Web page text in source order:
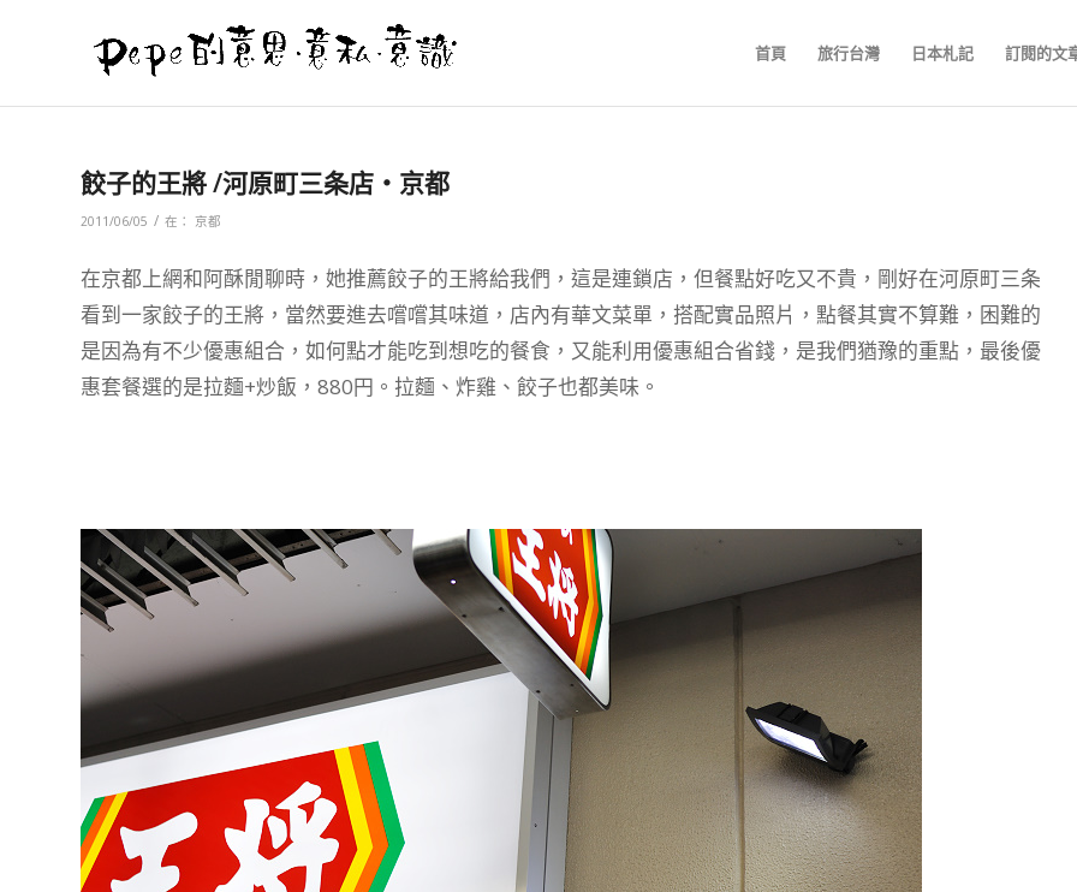
首頁 旅行台灣 日本札記 訂閱的文
餃子的王將 /河原町三条店‧京都
2011/06/05 / 在： 京都
在京都上網和阿酥閒聊時，她推薦餃子的王將給我們，這是連鎖店，但餐點好吃又不貴，剛好在河原町三条
看到一家餃子的王將，當然要進去嚐嚐其味道，店內有華文菜單，搭配實品照片，點餐其實不算難，困難的
是因為有不少優惠組合，如何點才能吃到想吃的餐食，又能利用優惠組合省錢，是我們猶豫的重點，最後優
惠套餐選的是拉麵+炒飯，880円。拉麵、炸雞、餃子也都美味。